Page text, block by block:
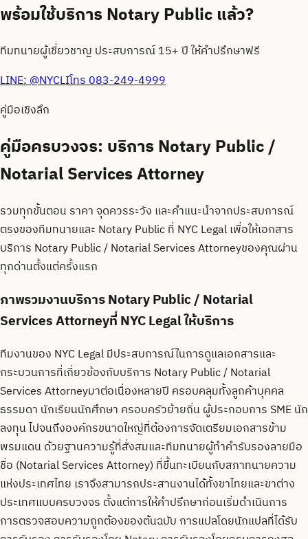
พร้อมใช้บริการ Notary Public แล้ว?
ทีมทนายผู้เชี่ยวชาญ ประสบการณ์ 15+ ปี ให้คำปรึกษาฟรี
LINE:@NYCLIโทร083-249-4999
คู่มือเชิงลึก
คู่มือครบวงจร: บริการ Notary Public /
Notarial Services Attorney
รวมทุกขั้นตอน ราคา จุดควรระวัง และคำแนะนำจากประสบการณ์
ตรงของทีมทนายและ Notary Public ที่ NYC Legal เพื่อให้เอกสาร
บริการ Notary Public / Notarial Services Attorneyของคุณผ่าน
ทุกด่านตั้งแต่ครั้งแรก
ภาพรวมงานบริการ Notary Public / Notarial
Services Attorneyที่ NYC Legal ให้บริการ
ทีมงานของ NYC Legal มีประสบการณ์ในการดูแลเอกสารและ
กระบวนการที่เกี่ยวข้องกับบริการ Notary Public / Notarial
Services Attorneyมาต่อเนื่องหลายปี ครอบคลุมทั้งลูกค้าบุคคล
ธรรมดา นักเรียนนักศึกษา ครอบครัวย้ายถิ่น ผู้ประกอบการ SME นัก
ลงทุน ไปจนถึงองค์กรขนาดใหญ่ที่ต้องการจัดเตรียมเอกสารข้าม
พรมแดน ด้วยฐานความรู้ที่สั่งสมและทีมทนายผู้ทำคำรับรองลายมือ
ชื่อ (Notarial Services Attorney) ที่ขึ้นทะเบียนกับสภาทนายความ
แห่งประเทศไทย เราจึงสามารถประสานงานได้ทั้งขาไทยและขาต่าง
ประเทศแบบครบวงจร ตั้งแต่การให้คำปรึกษาก่อนเริ่มดำเนินการ
การตรวจสอบความถูกต้องของต้นฉบับ การแปลโดยนักแปลที่ได้รับ